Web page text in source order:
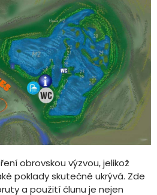
obrovskou výzvou, jelikož
poklady skutečně ukrývá. Zde
a použití člunu je nejen